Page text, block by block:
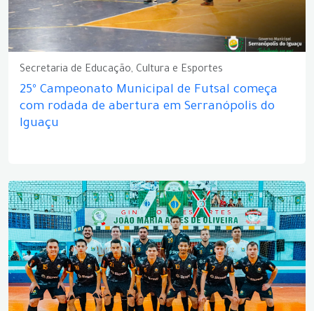
Secretaria de Educação, Cultura e Esportes
25º Campeonato Municipal de Futsal começa
com rodada de abertura em Serranópolis do
Iguaçu